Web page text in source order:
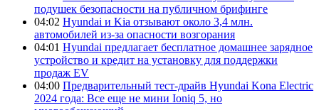
подушек безопасности на публичном брифинге
04:02 Hyundai и Kia отзывают около 3,4 млн.
автомобилей из-за опасности возгорания
04:01 Hyundai предлагает бесплатное домашнее зарядное
устройство и кредит на установку для поддержки
продаж EV
04:00 Предварительный тест-драйв Hyundai Kona Electric
2024 года: Все еще не мини Ioniq 5, но